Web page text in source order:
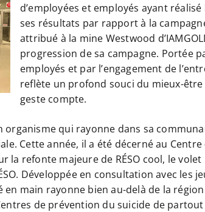
d’employées et employés ayant
ses résultats par rapport à la
attribué à la mine Westwood
progression de sa campagne. Portée
employés et par l’engagement de
reflète un profond souci du mieux-
geste compte.
organisme qui rayonne dans sa
Cette année, il a été décerné au Centre
la refonte majeure de RÉSO cool, le volet
Développée en consultation avec les
main rayonne bien au-delà de la région
de prévention du suicide de partout